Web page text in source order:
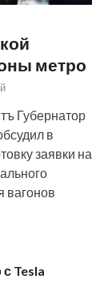
метро
Губернатор
в
заявки на
вагонов
Tesla